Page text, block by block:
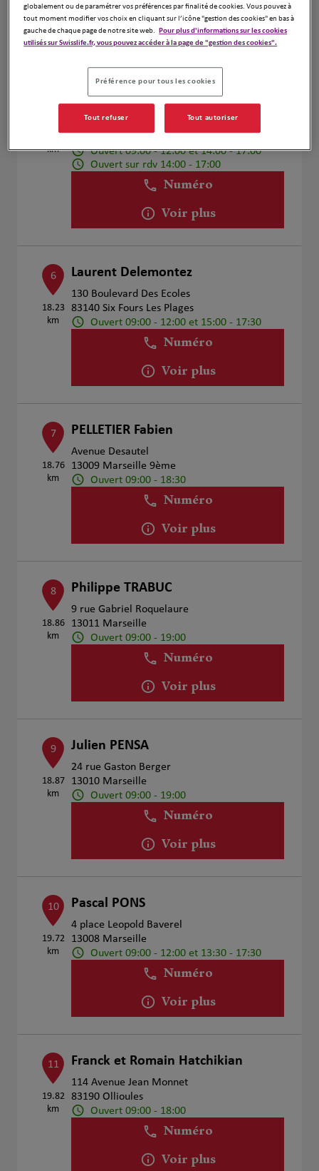
Numéro
Voir plus
14.93
km
Franck et Romain Hatchikian
Rue de la Vallée Verte
13011 Marseille
Ouvert 09:00 - 12:00 et 14:00 - 17:00
Ouvert sur rdv 14:00 - 17:00
Numéro
Voir plus
6
18.23
km
Laurent Delemontez
130 Boulevard Des Ecoles
83140 Six Fours Les Plages
Ouvert 09:00 - 12:00 et 15:00 - 17:30
Numéro
Voir plus
7
18.76
km
PELLETIER Fabien
Avenue Desautel
13009 Marseille 9ème
Ouvert 09:00 - 18:30
Numéro
Voir plus
8
18.86
km
Philippe TRABUC
9 rue Gabriel Roquelaure
13011 Marseille
Ouvert 09:00 - 19:00
Numéro
Voir plus
9
18.87
km
Julien PENSA
24 rue Gaston Berger
13010 Marseille
Ouvert 09:00 - 19:00
Numéro
Voir plus
10
19.72
km
Pascal PONS
4 place Leopold Baverel
13008 Marseille
Ouvert 09:00 - 12:00 et 13:30 - 17:30
Numéro
Voir plus
11
19.82
km
Franck et Romain Hatchikian
114 Avenue Jean Monnet
83190 Ollioules
Ouvert 09:00 - 18:00
Numéro
Voir plus
globalement ou de paramétrer vos préférences par finalité de cookies. Vous pouvez à
tout moment modifier vos choix en cliquant sur l’icône "gestion des cookies" en bas à
gauche de chaque page de notre site web.
Pour plus d'informations sur les cookies
utilisés sur Swisslife.fr, vous pouvez accéder à la page de "gestion des cookies".
Préférence pour tous les cookies
Tout refuser Tout autoriser